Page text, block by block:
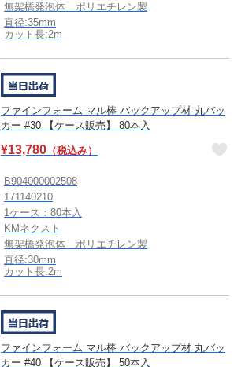
無架橋発泡体 ポリエチレン製
直径:35mm
カット長:2m
ファインフォーム マル棒 バックアップ材 丸バッ
カー #30 【ケース販売】 80本入
¥13,780 （税込み）
B904000002508
171140210
1ケース：80本入
KMネクスト
無架橋発泡体 ポリエチレン製
直径:30mm
カット長:2m
ファインフォーム マル棒 バックアップ材 丸バッ
カー #40 【ケース販売】 50本入